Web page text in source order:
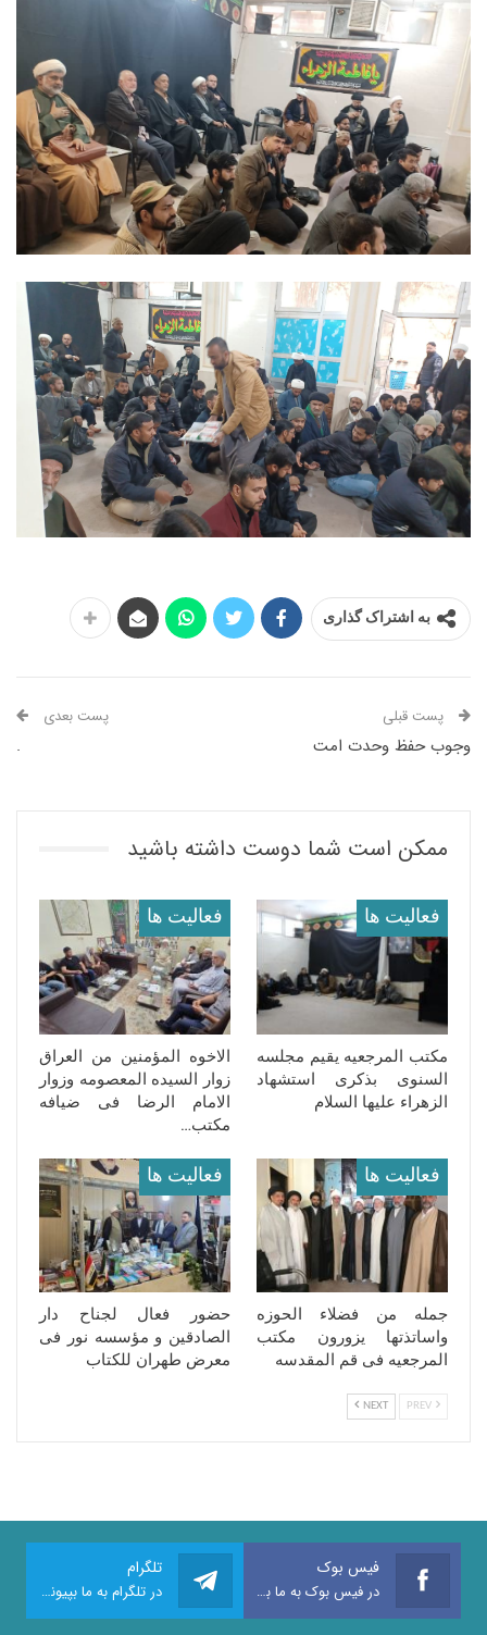
به اشتراک گذاری
پست قبلی
وجوب حفظ وحدت امت
پست بعدی
.
ممکن است شما دوست داشته باشید
فعالیت ها
مکتب المرجعیه یقیم مجلسه
السنوی بذکرى استشهاد
الزهراء علیها السلام
فعالیت ها
الاخوه المؤمنین من العراق
زوار السیده المعصومه وزوار
الامام الرضا فی ضیافه
مکتب…
فعالیت ها
جمله من فضلاء الحوزه
واساتذتها یزورون مکتب
المرجعیه فی قم المقدسه
فعالیت ها
حضور فعال لجناح دار
الصادقین و مؤسسه نور فی
معرض طهران للکتاب
NEXT
فیس بوک
در فیس بوک به ما بپیوندید
تلگرام
در تلگرام به ما بپیوندید